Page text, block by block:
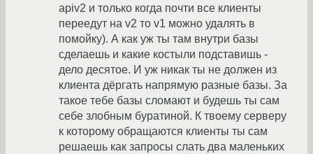
apiv2 и только когда почти все клиенты
переедут на v2 то v1 можно удалять в
помойку). А как уж ты там внутри базы
сделаешь и какие костыли подставишь -
дело десятое. И уж никак ты не должен из
клиента дёргать напрямую разные базы. За
такое тебе базы сломают и будешь ты сам
себе злобным буратиной. К твоему серверу
к которому обращаются клиенты ты сам
решаешь как запросы слать два маленьких